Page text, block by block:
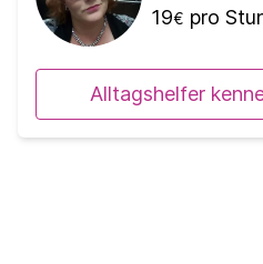
19€ pro
Alltagshelfer